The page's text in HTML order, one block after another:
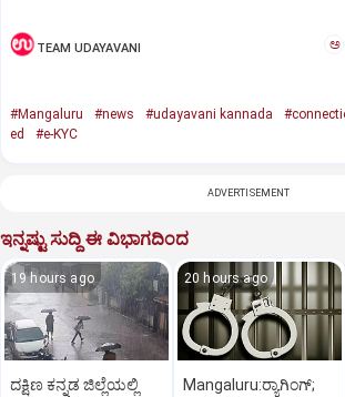
TEAM UDAYAVANI ಅ
#Mangaluru #news #udayavani kannada
ed
#e-KYC
ADVERTISEMENT
ಇನ್ನಷ್ಟು ಸುದ್ದಿ ಈ ವಿಭಾಗದಿಂದ
19 hours ago
ದಕ್ಷಿಣ ಕನ್ನಡ ಜಿಲ್ಲೆಯಲ್ಲಿ
20 hours ago
Mangaluru:ರ‍್ಯಾಗಿಂಗ್‌;